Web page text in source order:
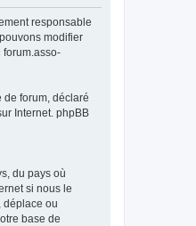
responsable
modifier
forum.asso-
de forum, déclaré
Internet. phpBB
du pays où
si nous le
déplace ou
base de